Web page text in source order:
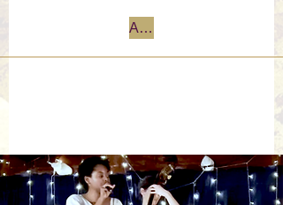
Accueil